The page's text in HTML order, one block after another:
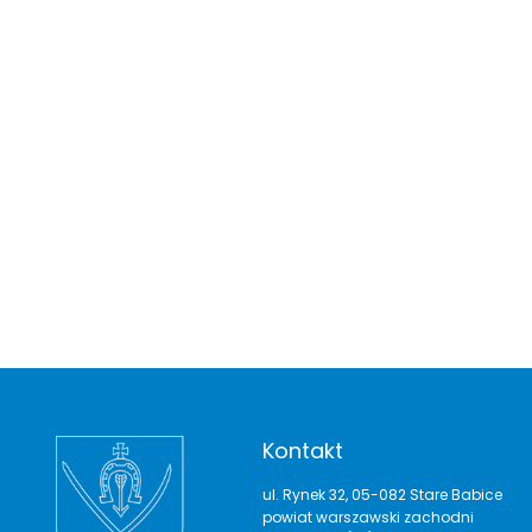
Kontakt
ul. Rynek 32, 05-082 Stare Babice
powiat warszawski zachodni